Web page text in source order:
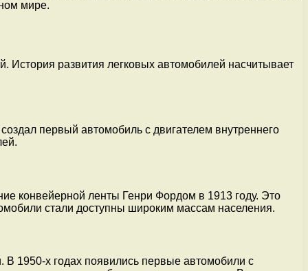
мире.
История развития легковых автомобилей насчитывает
первый автомобиль с двигателем внутреннего
конвейерной ленты Генри Фордом в 1913 году. Это
стали доступны широким массам населения.
1950-х годах появились первые автомобили с